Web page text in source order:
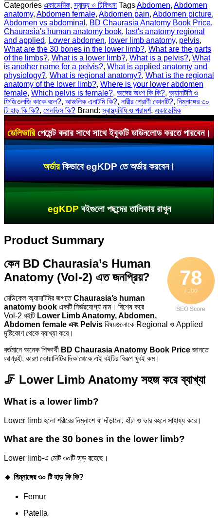
Categories একাডেমিক,স্বাস্থ্য ও চিকিৎসা TagsAbdomen, Abdomen
anatomy, Abdomen female, Abdomen pain, Abdomen picture,
Abdomen vs abdominal , BD Chaurasia Anatomy Book Price,
Chaurasia's human anatomy book, last's anatomy regional
and applied, Lower abdomen, lower limb anatomy, pelvis,
What are the 30 bones in the lower limb?, What are the parts
of the limbs?, What is a lower limb?, What is a pelvis?, What
is another name for a pelvis?, What is applied anatomy and
physiology?, What is regional anatomy?, What is the regional
anatomy of the lower limb?, Where is your lower abdomen
female, Which pelvis is female?, অঙ্গের অংশ কি কি?, অ্যানাটমি ও
ফিজিওলজি কাকে বলে?, আঞ্চলিক এনাটমি কি?, নারীর শ্রোণী কোনটি?, নিম্নাঙ্গের ৩০
টি হাড় কি কি?, পেলভিস কি? Brand:স্বাস্থ্যবিধি ও পরামর্শ, একাডেমিক
ডেলিভারি পেমেন্ট করার সাথে সাথে ইবুকটি ডাউনলোড করতে পারবেন।
অর্ডার কিভাবে egKDP তে অর্ডার করবেন।
egKDP বইগুলো পছন্দের তালিকায় রাখুন
Product Summary
78
/ 100
SEO Score
কেন BD Chaurasia’s Human
Anatomy (Vol-2) এত জনপ্রিয়?
মেডিকেল অ্যানাটমির জগতেChaurasia’s human
anatomy book একটি নির্ভরযোগ্য নাম। বিশেষ করে
Vol-2 বইটি Lower Limb Anatomy, Abdomen,
Abdomen female এবং Pelvis বিষয়গুলোকে Regional ও Applied
দৃষ্টিকোণ থেকে ব্যাখ্যা করে।
বর্তমানে অনেক শিক্ষার্থী BD Chaurasia Anatomy Book Price জানতে
আগ্রহী, কারণ কোয়ালিটির দিক থেকে এই বইটির বিকল্প খুবই কম।
🦵 Lower Limb Anatomy সহজ করে ব্যাখ্যা
What is a lower limb?
Lower limb হলো শরীরের নিম্নাংশ যা দাঁড়ানো, হাঁটা ও ভার বহনে সাহায্য করে।
What are the 30 bones in the lower limb?
Lower limb-এ মোট ৩০টি হাড় রয়েছে।
🔹 নিম্নাঙ্গের ৩০ টি হাড় কি কি?
Femur
Patella